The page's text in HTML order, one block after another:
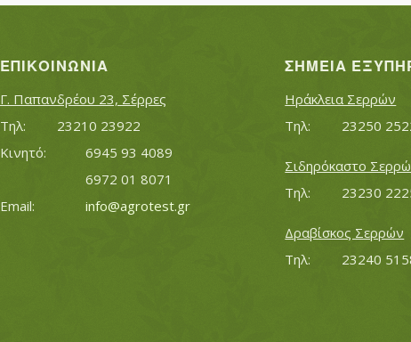
ΕΠΙΚΟΙΝΩΝΊΑ
Γ. Παπανδρέου 23, Σέρρες
Τηλ:		23210 23922
Κινητό:		6945 93 4089
			6972 01 8071
info@agrotest.gr
ΣΗΜΕΊΑ
Ηράκλεια Σερρών
Τηλ:		23250
Σιδηρόκαστο
Τηλ:		23230
Δραβίσκος Σερρών
Τηλ:		23240